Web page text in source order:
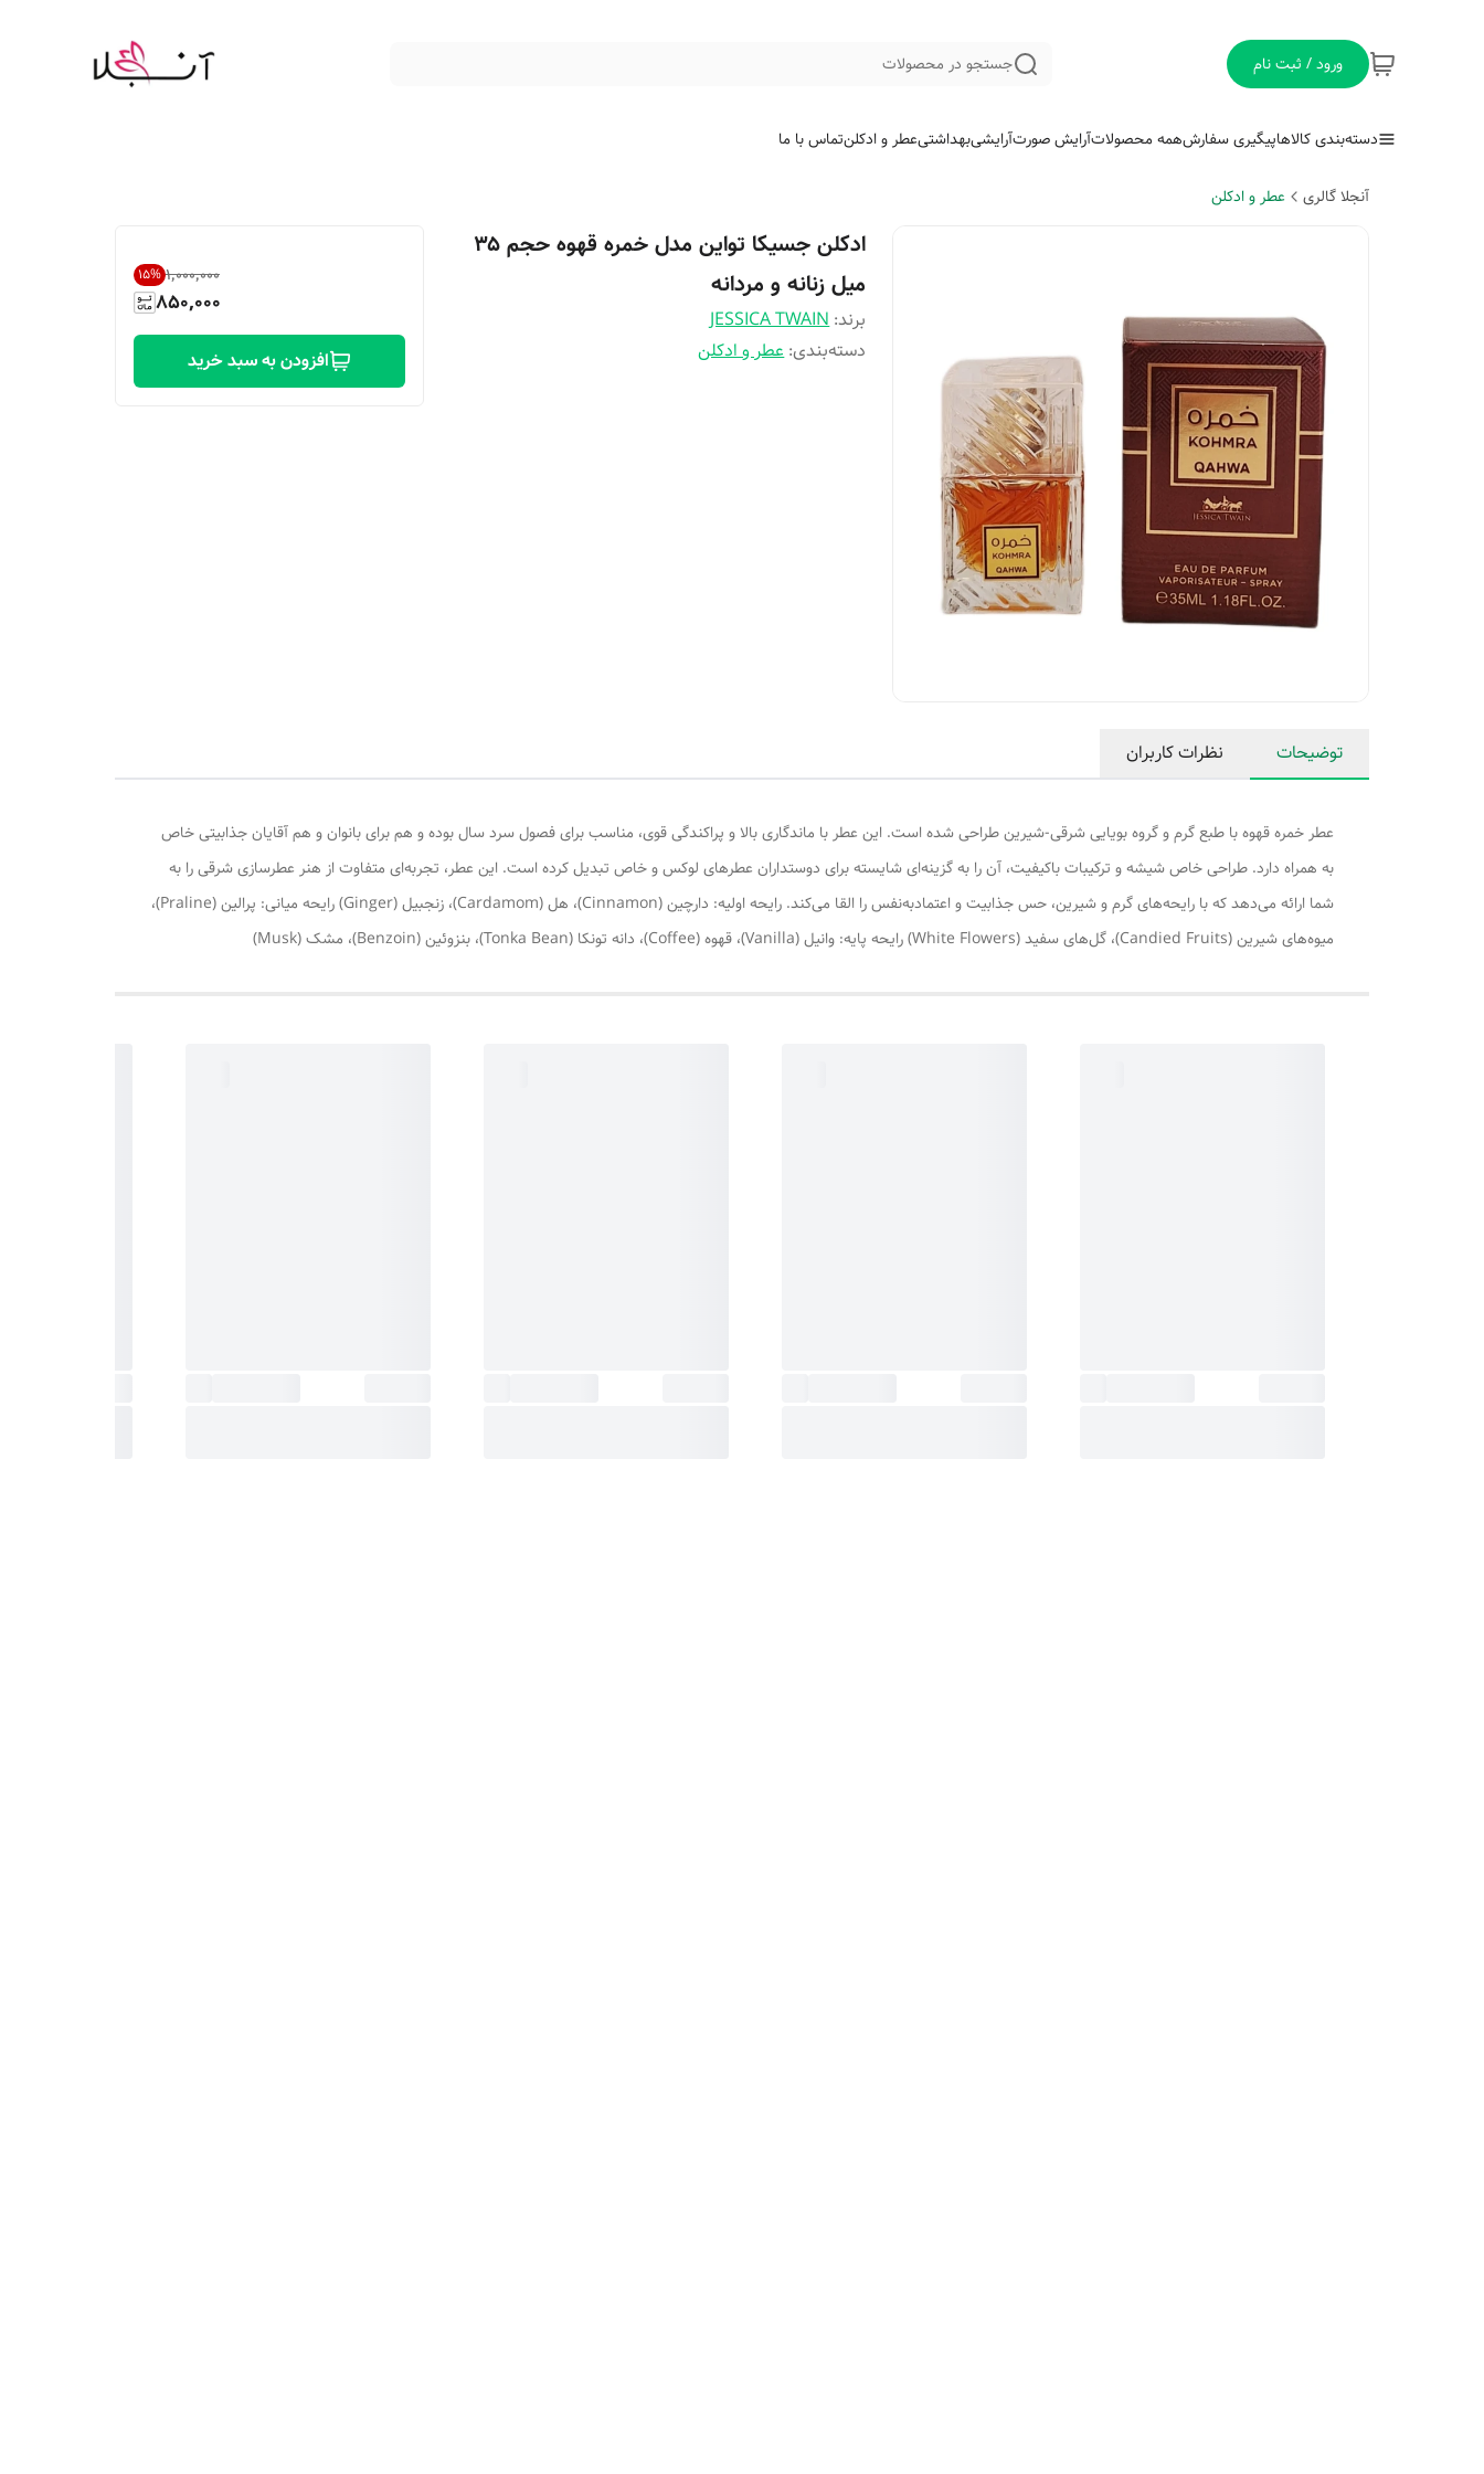
ورود / ثبت نام جستجو در محصولات
دسته‌بندی کالاهاپیگیری سفارشهمه محصولاتآرایش صورتآرایشیبهداشتیعطر و ادکلنتماس با ما
آنجلا گالری عطر و ادکلن
ادکلن جسیکا تواین مدل خمره قهوه حجم ۳۵
میل زنانه و مردانه
برند:JESSICA TWAIN
دسته‌بندی:عطر و ادکلن
۱٬۰۰۰٬۰۰۰ 15%
850,000
افزودن به سبد خرید
توضیحات نظرات کاربران
عطر خمره قهوه با طبع گرم و گروه بویایی شرقی-شیرین طراحی شده است. این عطر با ماندگاری بالا و پراکندگی قوی، مناسب برای فصول سرد سال بوده و هم برای بانوان و هم آقایان جذابیتی خاص
به همراه دارد. طراحی خاص شیشه و ترکیبات باکیفیت، آن را به گزینه‌ای شایسته برای دوستداران عطرهای لوکس و خاص تبدیل کرده است. این عطر، تجربه‌ای متفاوت از هنر عطرسازی شرقی را به
شما ارائه می‌دهد که با رایحه‌های گرم و شیرین، حس جذابیت و اعتمادبه‌نفس را القا می‌کند. رایحه اولیه: دارچین (Cinnamon)، هل (Cardamom)، زنجبیل (Ginger) رایحه میانی: پرالین (Praline)،
میوه‌های شیرین (Candied Fruits)، گل‌های سفید (White Flowers) رایحه پایه: وانیل (Vanilla)، قهوه (Coffee)، دانه تونکا (Tonka Bean)، بنزوئین (Benzoin)، مشک (Musk)